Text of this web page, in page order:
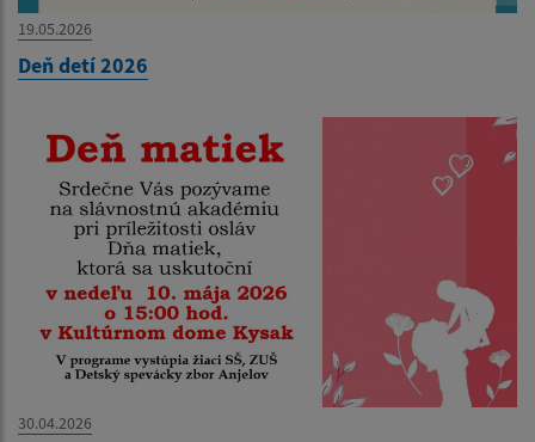
19.05.2026
Deň detí 2026
30.04.2026